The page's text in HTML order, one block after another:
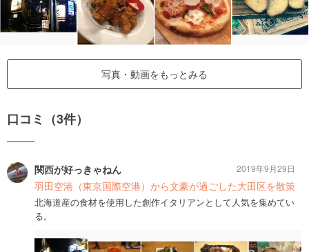
写真・動画をもっとみる
口コミ（3件）
関西が好っきゃねん
羽田空港（東京国際空港）から文豪が過ごした大田区を散策
北海道産の食材を使用した創作イタリアンとして人気を集めてい
る。
2019年9月29日